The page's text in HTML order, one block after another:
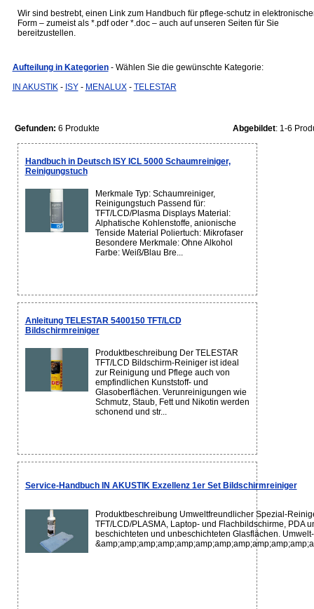
Wir sind bestrebt, einen Link zum Handbuch für pflege-schutz in
Form – zumeist als *.pdf oder *.doc – auch auf unseren Seiten für Sie
bereitzustellen.
Aufteilung in Kategorien - Wählen Sie die gewünschte Kategorie:
IN AKUSTIK- ISY- MENALUX- TELESTAR
Gefunden: 6 Produkte Abgebildet: 1-6
Handbuch in Deutsch ISY ICL 5000 Schaumreiniger,
Reinigungstuch
Merkmale Typ: Schaumreiniger,
Reinigungstuch Passend für:
TFT/LCD/Plasma Displays Material:
Alphatische Kohlenstoffe, anionische
Tenside Material Poliertuch: Mikrofaser
Besondere Merkmale: Ohne Alkohol
Farbe: Weiß/Blau Bre...
Anleitung TELESTAR 5400150 TFT/LCD
Bildschirmreiniger
Produktbeschreibung Der TELESTAR
TFT/LCD Bildschirm-Reiniger ist ideal
zur Reinigung und Pflege auch von
empfindlichen Kunststoff- und
Glasoberflächen. Verunreinigungen wie
Schmutz, Staub, Fett und Nikotin werden
schonend und str...
Service-Handbuch IN AKUSTIK Exzellenz 1er Set Bildschirmreiniger
Produktbeschreibung Umweltfreundlicher Spezial-
TFT/LCD/PLASMA, Laptop- und Flachbildschirme, PDA
beschichteten und unbeschichteten Glasflächen. Umwelt-